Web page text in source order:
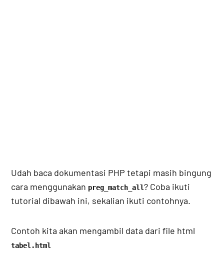
Udah baca dokumentasi PHP tetapi masih bingung
cara menggunakan preg_match_all? Coba ikuti
tutorial dibawah ini, sekalian ikuti contohnya.
Contoh kita akan mengambil data dari file html
tabel.html